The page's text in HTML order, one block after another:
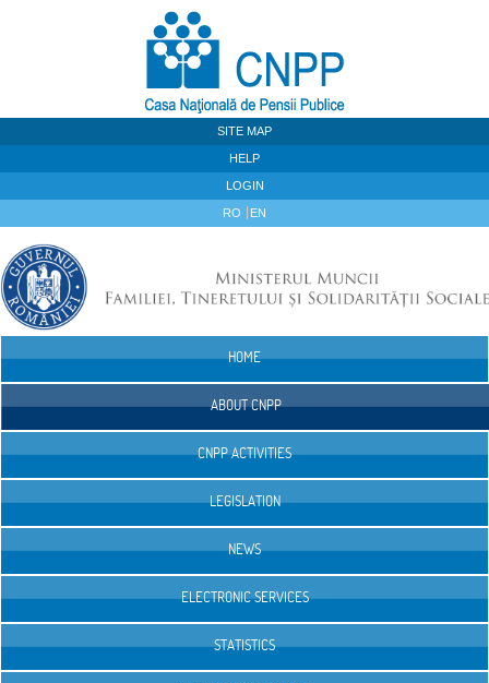
SITE MAP
HELP
LOGIN
RO EN
HOME
ABOUT CNPP
CNPP ACTIVITIES
LEGISLATION
NEWS
ELECTRONIC SERVICES
STATISTICS